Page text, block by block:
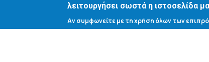
λειτουργήσει σωστά η ιστοσελίδα
Αν συμφωνείτε με τη χρήση όλων των